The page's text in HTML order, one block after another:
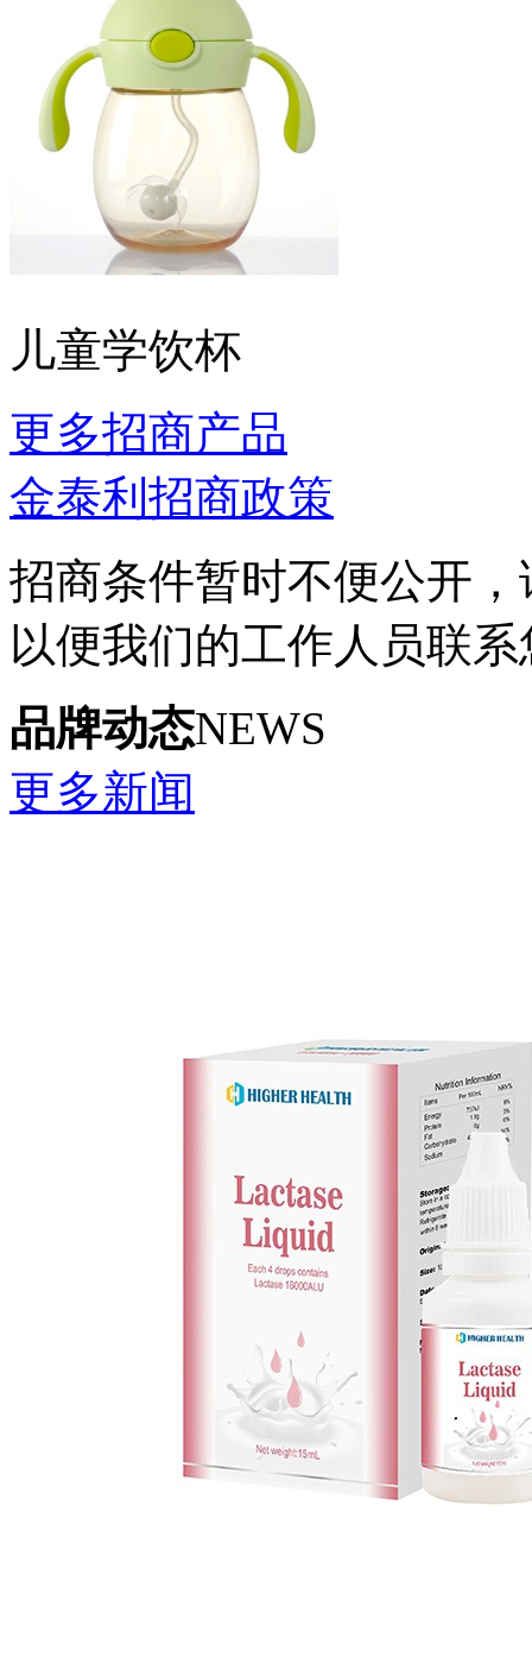
儿童学饮杯
更多招商产品
金泰利招商政策
招商条件暂时不便公开
以便我们的工作人员联
品牌动态NEWS
更多新闻